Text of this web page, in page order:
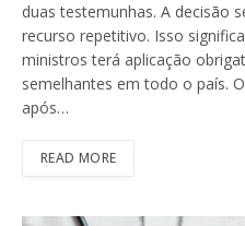
duas testemunhas. A decisão
recurso repetitivo. Isso
ministros terá aplicação
semelhantes em todo o país.
após…
READ MORE